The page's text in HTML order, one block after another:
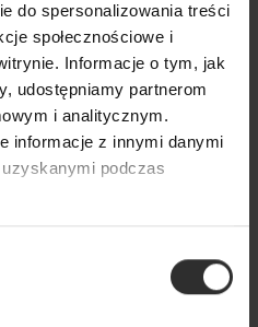
do spersonalizowania treści
społecznościowe i
Informacje o tym, jak
udostępniamy partnerom
i analitycznym.
informacje z innymi danymi
podczas
Joline
Wiskozowa
ecru z dekoltem
Ecru
179,00 zł